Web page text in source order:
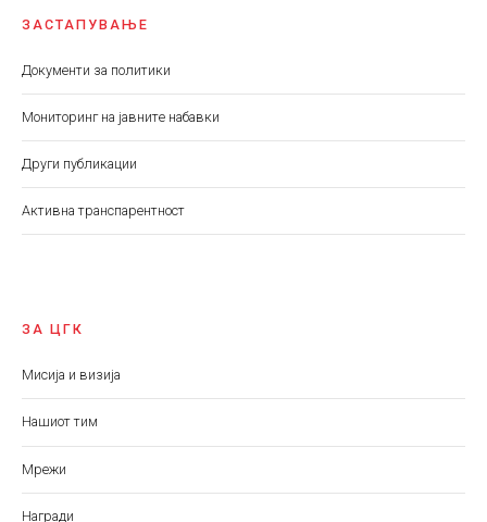
ЗАСТАПУВАЊЕ
Документи за политики
Мониторинг на јавните набавки
Други публикации
Aктивна транспарентност
ЗА ЦГК
Мисија и визија
Нашиот тим
Мрежи
Награди